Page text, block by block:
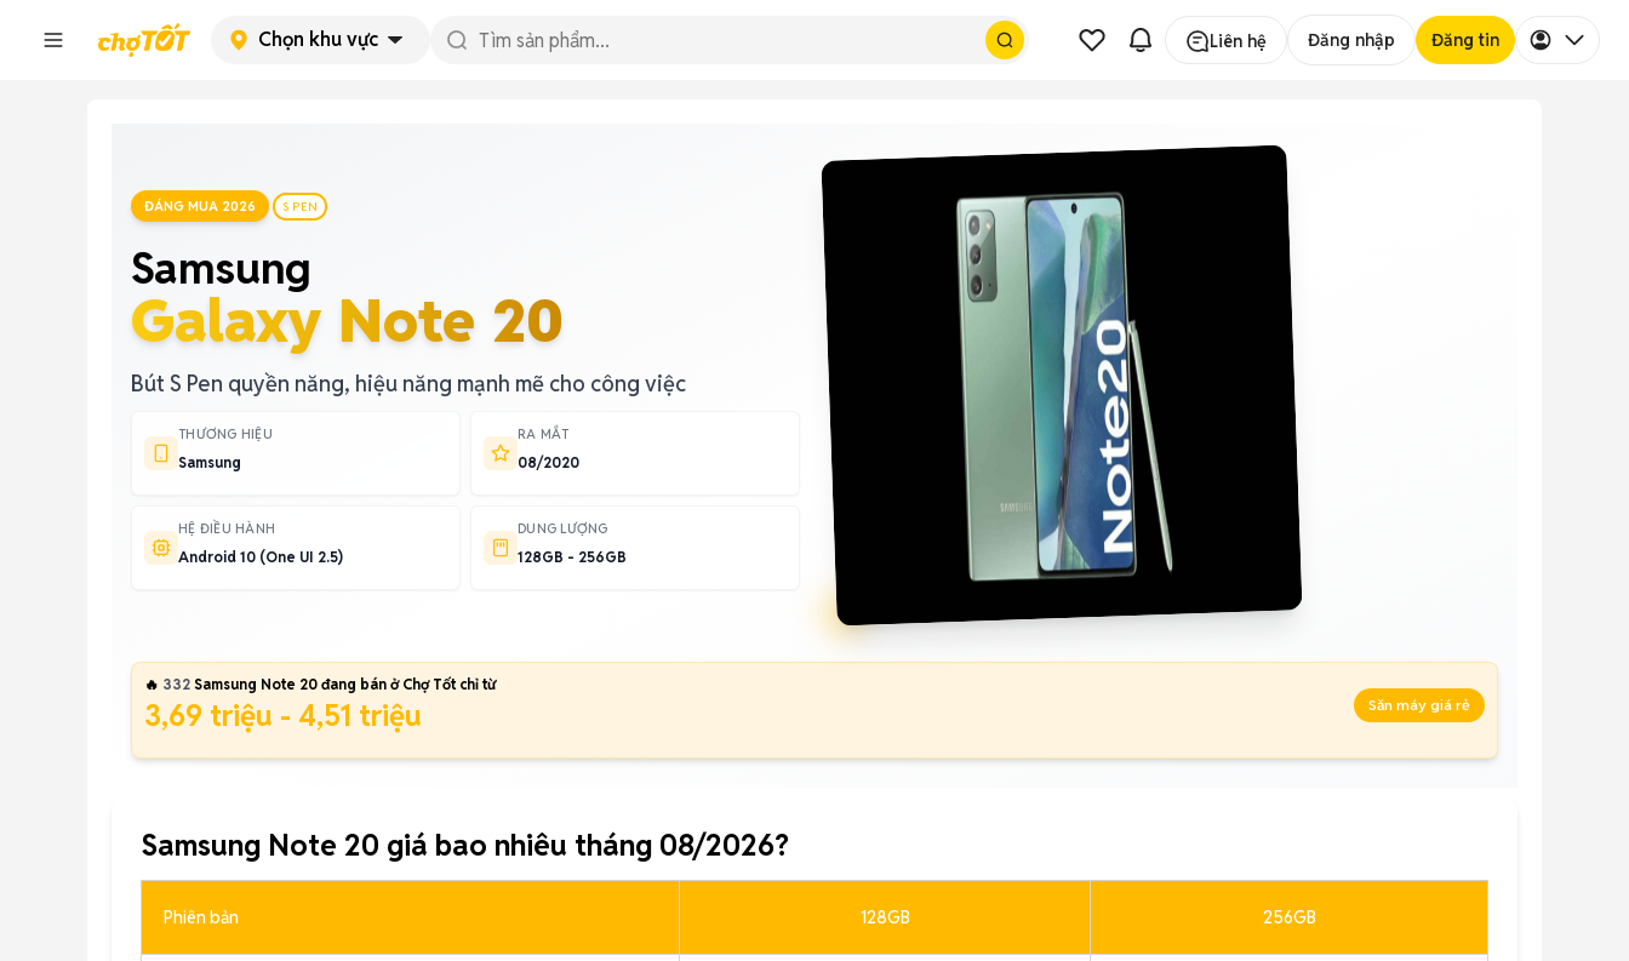
Chọn khu vực Liên hệ Đăng nhập Đăng tin
ĐÁNG MUA 2026 S PEN
Samsung
Galaxy Note 20
Bút S Pen quyền năng, hiệu năng mạnh mẽ cho công việc
THƯƠNG HIỆU
Samsung
RA MẮT
08/2020
HỆ ĐIỀU HÀNH
Android 10 (One UI 2.5)
DUNG LƯỢNG
128GB - 256GB
🔥 332 Samsung Note 20 đang bán ở Chợ Tốt chỉ từ
3,69 triệu - 4,51 triệu Săn máy giá rẻ
Samsung Note 20 giá bao nhiêu tháng 08/2026?
Phiên bản 128GB 256GB